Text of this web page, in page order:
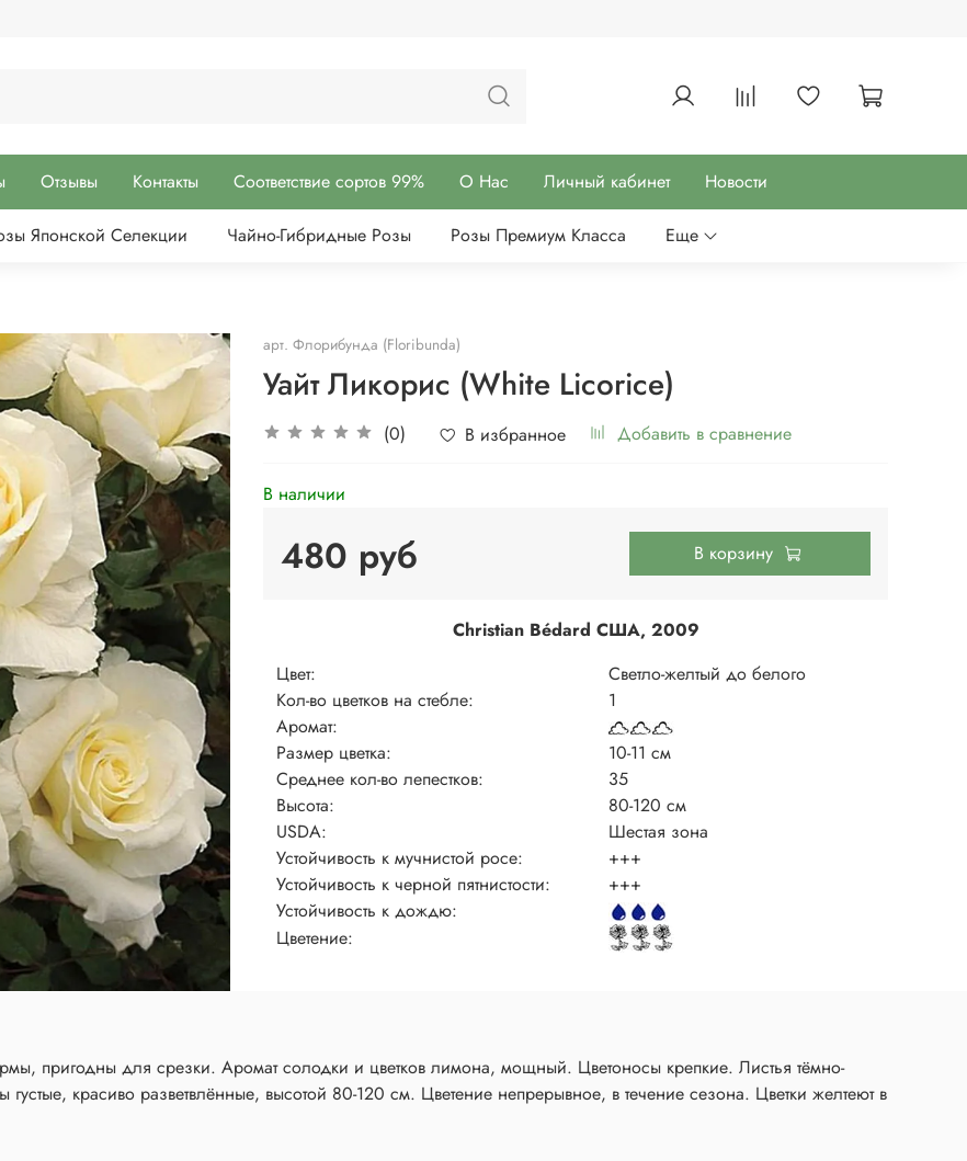
Отзывы Контакты Соответствие сортов 99% О Нас Личный кабинет Новости
Японской Селекции Чайно-Гибридные Розы Розы Премиум Класса Еще
арт. Флорибунда (Floribunda)
Уайт Ликорис (White Licorice)
(0) В избранное Добавить в сравнение
В наличии
480 руб В корзину
Christian Bédard США, 2009
Цвет:
Светло-желтый до белого
Кол-во цветков на стебле:
1
Аромат:
Размер цветка:
10-11 см
Среднее кол-во лепестков:
35
Высота:
80-120 см
USDA:
Шестая зона
Устойчивость к мучнистой росе:
+++
Устойчивость к черной пятнистости:
+++
Устойчивость к дождю:
Цветение:
пригодны для срезки. Аромат солодки и цветков лимона, мощный. Цветоносы крепкие. Листья тёмно-
красиво разветвлённые, высотой 80-120 см. Цветение непрерывное, в течение сезона. Цветки желтеют в